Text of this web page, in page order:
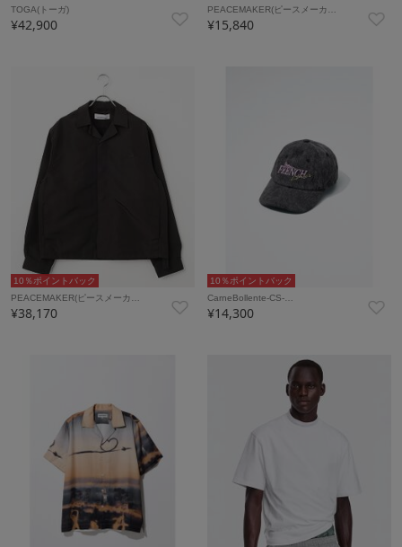
TOGA(トーガ)
¥42,900
PEACEMAKER(ピースメーカ…
¥15,840
10％ポイントバック
PEACEMAKER(ピースメーカ…
¥38,170
10％ポイントバック
CarneBollente-CS-…
¥14,300